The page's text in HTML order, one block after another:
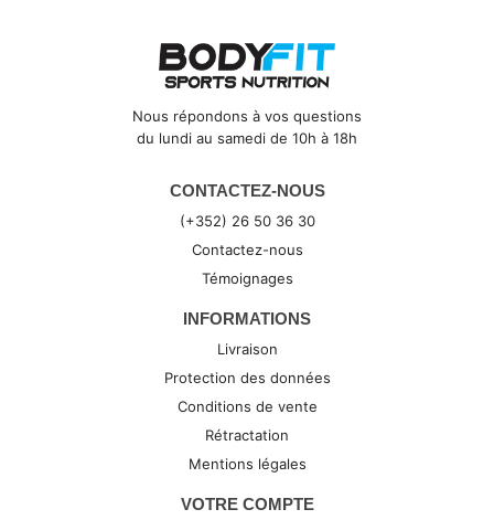
Nous répondons à vos questions
du lundi au samedi de 10h à 18h
CONTACTEZ-NOUS
(+352) 26 50 36 30
Contactez-nous
Témoignages
INFORMATIONS
Livraison
Protection des données
Conditions de vente
Rétractation
Mentions légales
VOTRE COMPTE